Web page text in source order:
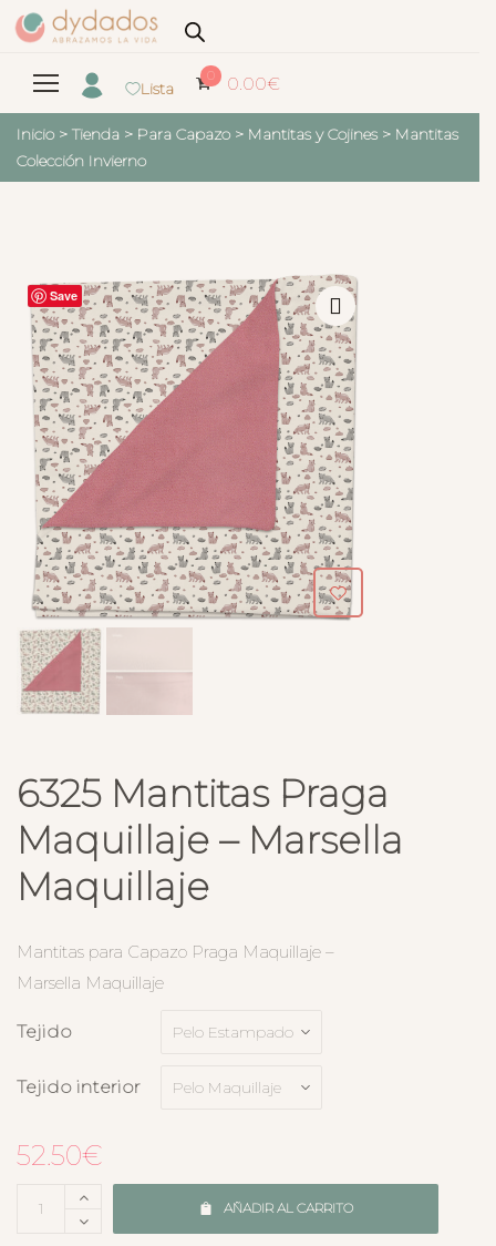
Lista
0 0.00€
Inicio > Tienda > Para Capazo > Mantitas y Cojines > Mantitas
Colección Invierno
Save
6325 Mantitas Praga
Maquillaje – Marsella
Maquillaje
Mantitas para Capazo Praga Maquillaje –
Marsella Maquillaje
Tejido
Tejido interior
52.50€
AÑADIR AL CARRITO